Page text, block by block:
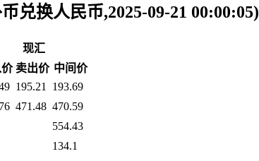
兑换人民币,2025-09-21 00:00:05)
现汇
卖出价 中间价
195.21
193.69
471.48 470.59
554.43
134.1